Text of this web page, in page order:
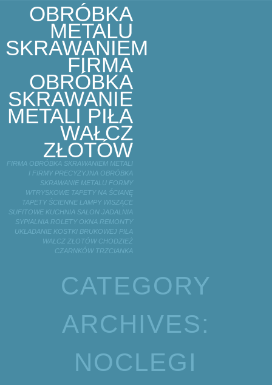
OBRÓBKA
METALU
SKRAWANIEM
FIRMA
OBRÓBKA
SKRAWANIE
METALI PIŁA
WAŁCZ
ZŁOTÓW
FIRMA OBRÓBKA SKRAWANIEM METALI
I FIRMY PRECYZYJNA OBRÓBKA
SKRAWANIE METALU FORMY
WTRYSKOWE TAPETY NA ŚCIANĘ
TAPETY ŚCIENNE LAMPY WISZĄCE
SUFITOWE KUCHNIA SALON JADALNIA
SYPIALNIA ROLETY OKNA REMONTY
UKŁADANIE KOSTKI BRUKOWEJ PIŁA
WAŁCZ ZŁOTÓW CHODZIEŻ
CZARNKÓW TRZCIANKA
CATEGORY
ARCHIVES:
NOCLEGI